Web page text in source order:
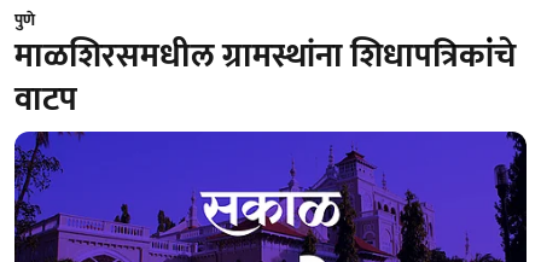
पुणे
माळशिरसमधील ग्रामस्थांना शिधापत्रिकांंचे
वाटप